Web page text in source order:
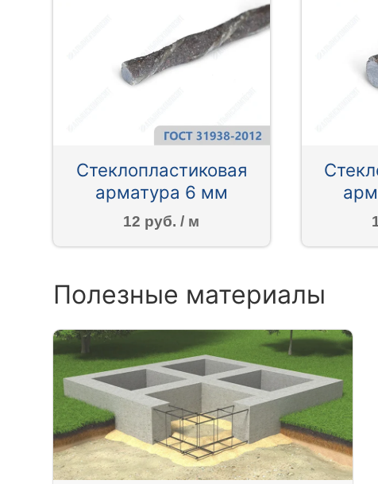
Стеклопластиковая
арматура 6 мм
12 руб. / м
Полезные материалы